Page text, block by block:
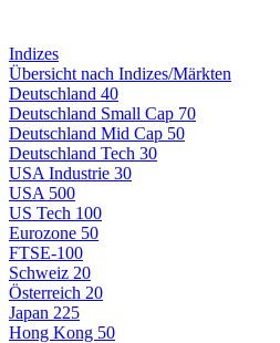
Indizes
Übersicht nach Indizes/Märkten
Deutschland 40
Deutschland Small Cap 70
Deutschland Mid Cap 50
Deutschland Tech 30
USA Industrie 30
USA 500
US Tech 100
Eurozone 50
FTSE-100
Schweiz 20
Österreich 20
Japan 225
Hong Kong 50